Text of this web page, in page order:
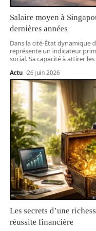
Salaire moyen à
dernières années
Dans la cité-État dynamique
représente un indicateur
social. Sa capacité à attirer
Actu 26 juin 2026
Les secrets d’une
réussite financière